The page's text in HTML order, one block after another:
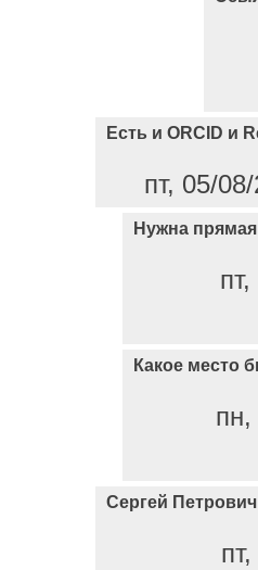
Есть и ORCID и
пт, 05/
Нужна
Какое место
Сергей